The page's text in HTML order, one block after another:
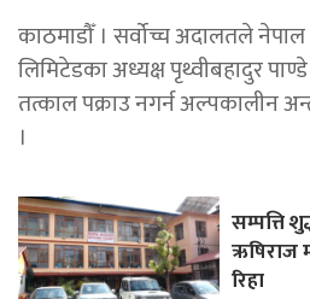
काठमाडौँ । सर्वोच्च अदालतले
लिमिटेडका अध्यक्ष पृथ्वीबहादुर
तत्काल पक्राउ नगर्न अल्पकालीन
।
सम्पत्ति
ऋषिराज
रिहा